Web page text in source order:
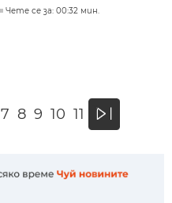
Чете се за: 00:32 мин.
7 8 9 10 11 »